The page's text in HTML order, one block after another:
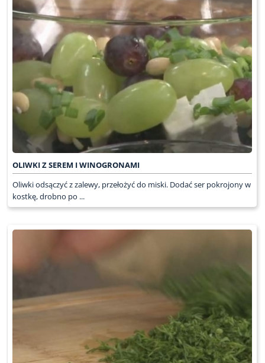
OLIWKI Z SEREM I WINOGRONAMI
Oliwki odsączyć z zalewy, przełożyć do miski. Dodać ser pokrojony w
kostkę, drobno po ...